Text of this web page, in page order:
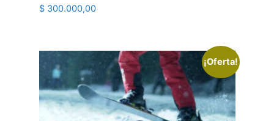
$300.000,00
¡Oferta!